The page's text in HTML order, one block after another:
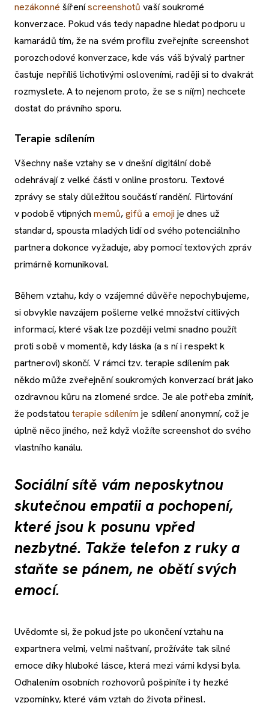
nezákonné šířeníscreenshotů vaší soukromé
konverzace. Pokud vás tedy napadne hledat podporu u
kamarádů tím, že na svém profilu zveřejníte screenshot
porozchodové konverzace, kde vás váš bývalý partner
častuje nepříliš lichotivými osloveními, raději si to dvakrát
rozmyslete. A to nejenom proto, že se s ní(m) nechcete
dostat do právního sporu.
Terapie sdílením
Všechny naše vztahy se v dnešní digitální době
odehrávají z velké části v online prostoru. Textové
zprávy se staly důležitou součástí randění. Flirtování
v podobě vtipnýchmemů,gifů a emoji je dnes už
standard, spousta mladých lidí od svého potenciálního
partnera dokonce vyžaduje, aby pomocí textových zpráv
primárně komunikoval.
Během vztahu, kdy o vzájemné důvěře nepochybujeme,
si obvykle navzájem pošleme velké množství citlivých
informací, které však lze později velmi snadno použít
proti sobě v momentě, kdy láska (a s ní i respekt k
partnerovi) skončí. V rámci tzv. terapie sdílením pak
někdo může zveřejnění soukromých konverzací brát jako
ozdravnou kůru na zlomené srdce. Je ale potřeba zmínit,
že podstatouterapie sdílením je sdílení anonymní, což je
úplně něco jiného, než když vložíte screenshot do svého
vlastního kanálu.
Sociální sítě vám neposkytnou
skutečnou empatii a pochopení,
které jsou k posunu vpřed
nezbytné. Takže telefon z ruky a
staňte se pánem, ne obětí svých
emocí.
Uvědomte si, že pokud jste po ukončení vztahu na
expartnera velmi, velmi naštvaní, prožíváte tak silné
emoce díky hluboké lásce, která mezi vámi kdysi byla.
Odhalením osobních rozhovorů pošpiníte i ty hezké
vzpomínky, které vám vztah do života přinesl.